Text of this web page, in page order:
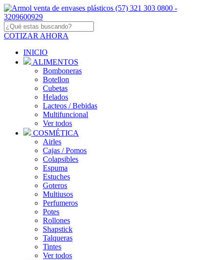
COTIZAR AHORA
INICIO
ALIMENTOS
Bomboneras
Botellon
Cubetas
Helados
Lacteos / Bebidas
Multifuncional
Ver todos
COSMÉTICA
Airles
Cajas / Pomos
Colapsibles
Espuma
Estuches
Goteros
Multiusos
Perfumeros
Potes
Rollones
Shapstick
Talqueras
Tintes
Ver todos